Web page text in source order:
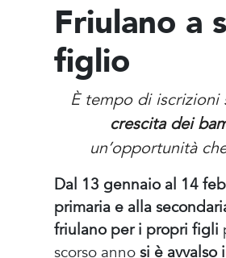
Friulano a
figlio
È tempo di iscrizioni
crescita dei
un’opportunità
Dal 13 gennaio al 14
primaria e alla
friulano per i propri figli
scorso annosi è